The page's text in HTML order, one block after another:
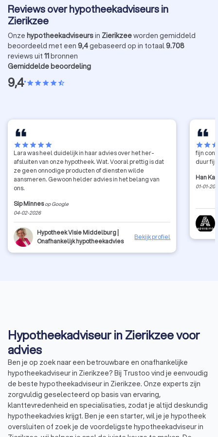
Reviews over hypotheekadviseurs in
Zierikzee
Onze hypotheekadviseursin Zierikzeeworden gemiddeld
beoordeeld met een 9,4gebaseerd op in totaal9.708
reviews uit 11bronnen
Gemiddelde beoordeling
9,4•starstarstarstarstar_half
starstarstarstarstar
Lara was heel duidelijk in haar advies over het her-
afsluiten van onze hypotheek. Wat. Vooral prettig is dat
ze geen onnodige producten of diensten wilde
aansmeren. Gewoon helder advies in het belang van
ons.
Sip Minnes op Google
04-02-2026
Hypotheek Visie Middelburg |
Onafhankelijk hypotheekadvies
Bekijk profiel
starstar
fijn
duur
Han
01-01-
Hypotheekadviseur in Zierikzee voor
advies
Ben je op zoek naar een betrouwbare en onafhankelijke
hypotheekadviseur in Zierikzee? Bij Trustoo vind je eenvoudig
de beste hypotheekadviseur in Zierikzee. Onze experts zijn
zorgvuldig geselecteerd op basis van ervaring,
klanttevredenheid en specialisaties, zodat je altijd deskundig
hypotheekadvies krijgt. Ben je een starter, wil je je hypotheek
oversluiten of zoek je de voordeligste hypotheekadviseur in